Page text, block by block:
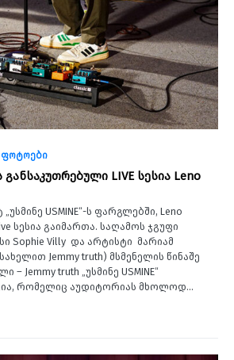
ფოტოები
განსაკუთრებული LIVE სესია Leno
USMINE“-ს ფარგლებში, Leno
სესია გაიმართა. საღამოს ჯგუფი
Sophie Villy და არტისტი მარიამ
Jemmy truth) მსმენელის წინაშე
Jemmy truth „უსმინე USMINE“
რომელიც აუდიტორიას მხოლოდ…